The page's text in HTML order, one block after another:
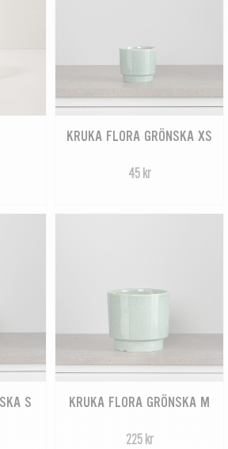
KRUKA FLORA GRÖNSKA XS
45 kr
S KRUKA FLORA GRÖNSKA M
225 kr